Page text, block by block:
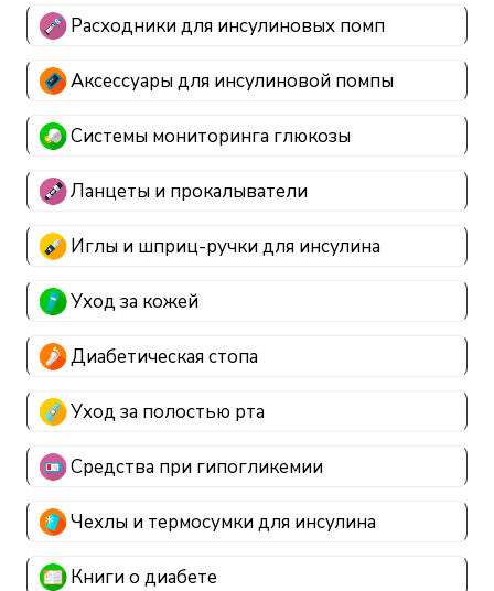
Расходники для инсулиновых помп
Аксессуары для инсулиновой помпы
Системы мониторинга глюкозы
Ланцеты и прокалыватели
Иглы и шприц-ручки для инсулина
Уход за кожей
Диабетическая стопа
Уход за полостью рта
Средства при гипогликемии
Чехлы и термосумки для инсулина
Книги о диабете